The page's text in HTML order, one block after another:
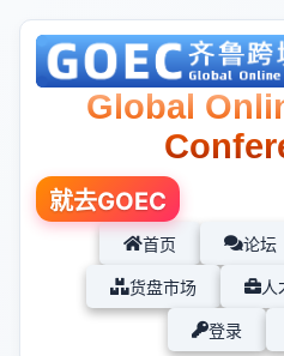
Global
就去GOEC
首页 论坛
货盘市场 人
登录